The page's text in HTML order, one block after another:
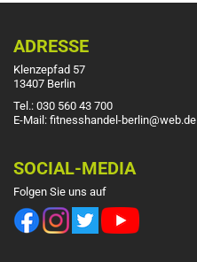
ADRESSE
Klenzepfad 57
13407 Berlin
Tel.: 030 560 43 700
E-Mail: fitnesshandel-berlin@web.de
SOCIAL-MEDIA
Folgen Sie uns auf